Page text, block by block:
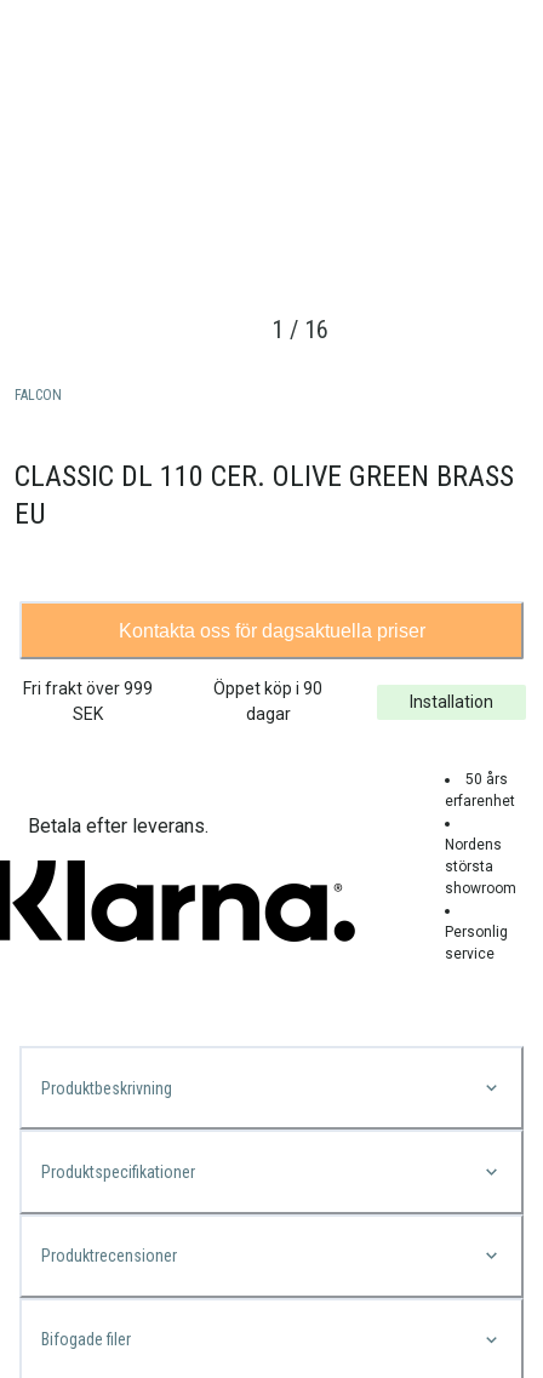
1 / 16
FALCON
CLASSIC DL 110 CER. OLIVE GREEN BRASS
EU
Kontakta oss för dagsaktuella priser
Fri frakt över999
SEK
Öppet köp i 90
dagar
Installation
Betala efter leverans.
50 års
erfarenhet
Nordens
största
showroom
Personlig
service
Produktbeskrivning
Produktspecifikationer
Produktrecensioner
Bifogade filer